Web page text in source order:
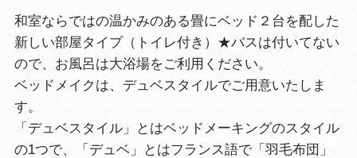
和室ならではの温かみのある畳にベッド２台を配した
新しい部屋タイプ（トイレ付き）★バスは付いてない
ので、お風呂は大浴場をご利用ください。
ベッドメイクは、デュベスタイルでご用意いたしま
す。
「デュベスタイル」とはベッドメーキングのスタイル
の1つで、「デュベ」とはフランス語で「羽毛布団」